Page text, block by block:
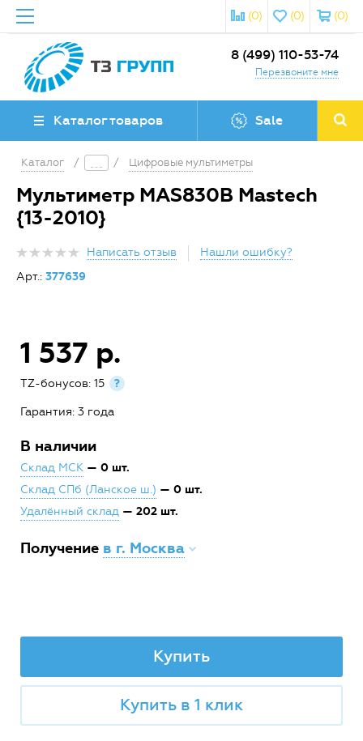
(0)
(0)
(0)
8 (499) 110-53-74
Перезвоните мне
Каталог товаров Sale
Каталог / / Цифровые мультиметры
Мультиметр MAS830B Mastech
{13-2010}
Написать отзыв
Нашли ошибку?
Арт.: 377639
1 537 р.
TZ-бонусов: 15 ?
Гарантия: 3 года
В наличии
Склад МСК — 0 шт.
Склад СПб (Ланское ш.) — 0 шт.
Удалённый склад — 202 шт.
Получение в г. Москва
Купить
Купить в 1 клик